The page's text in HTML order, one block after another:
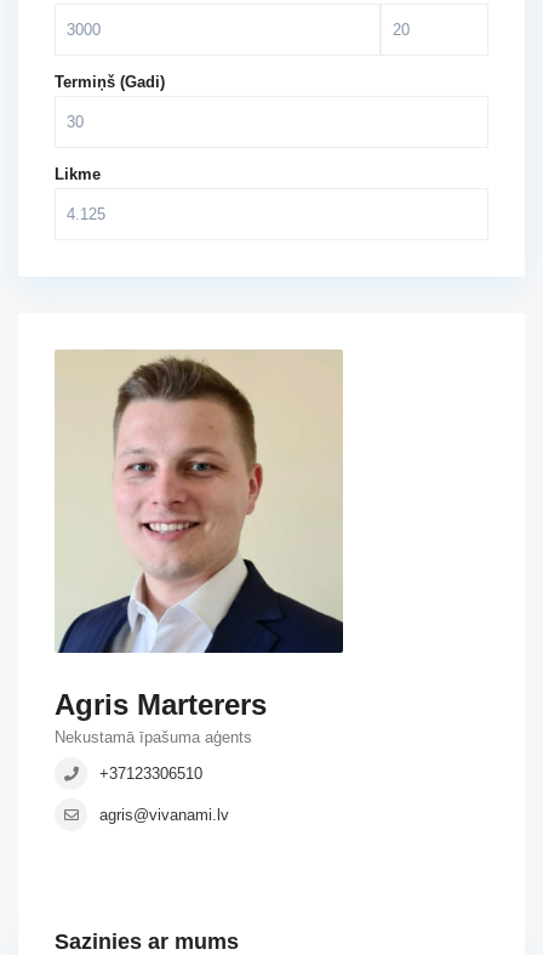
Termiņš (Gadi)
Likme
Agris Marterers
Nekustamā īpašuma aģents
+37123306510
agris@vivanami.lv
Sazinies ar mums